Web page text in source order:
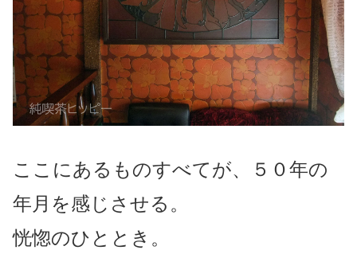
ここにあるものすべてが、５０年の
年月を感じさせる。
恍惚のひととき。